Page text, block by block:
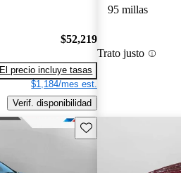
$52,219
El precio incluye tasas
$1,184/mes est.
Verif. disponibilidad
95 millas
Trato justo
Guarda este Aviso